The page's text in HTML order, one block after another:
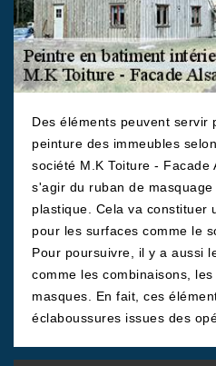
Des éléments peuvent servir
peinture des immeubles
société M.K Toiture - Facade
s'agir du ruban de
plastique. Cela va constituer
pour les surfaces comme le
Pour poursuivre, il y a aussi
comme les combinaisons,
masques. En fait, ces
éclaboussures issues des